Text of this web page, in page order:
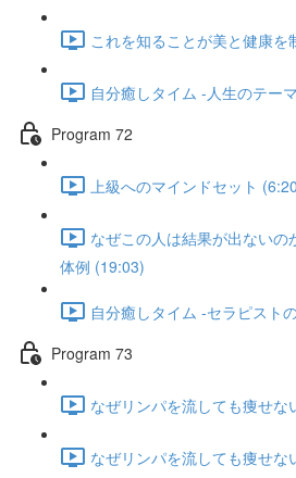
これを知ることが美と健康を
自分癒しタイム -人生のテー
Program 72
上級へのマインドセット
なぜこの人は結果が出ない
体例 (19:03)
自分癒しタイム -セラピスト
Program 73
なぜリンパを流しても痩せな
なぜリンパを流しても痩せな